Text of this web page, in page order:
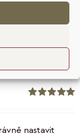
nastavit